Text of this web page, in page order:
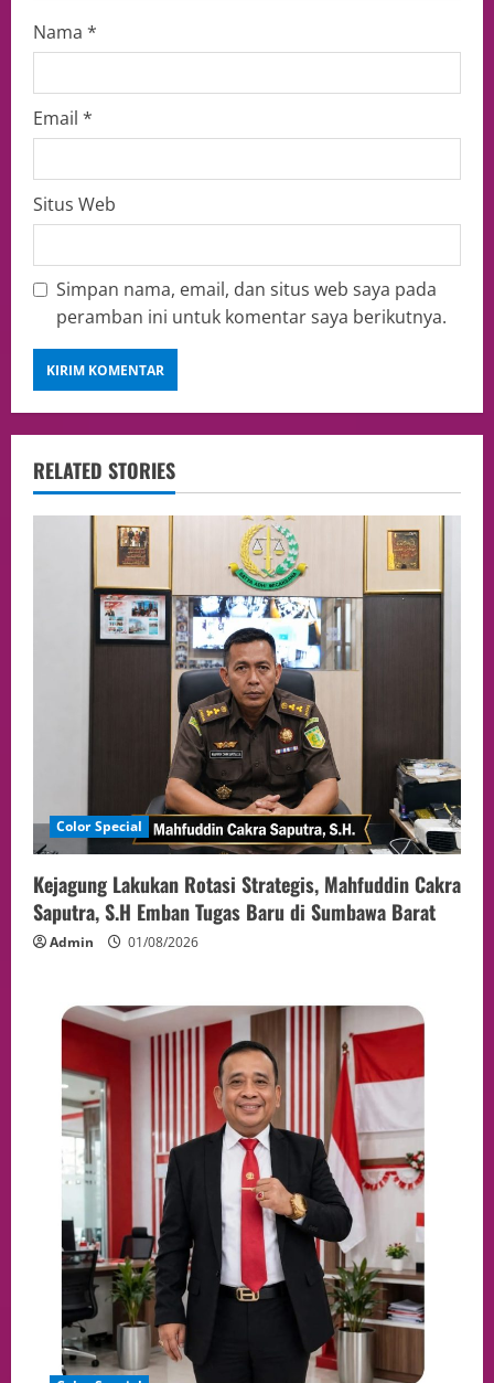
Nama *
Email *
Situs Web
Simpan nama, email, dan situs web saya pada
peramban ini untuk komentar saya berikutnya.
RELATED STORIES
Color Special
Kejagung Lakukan Rotasi Strategis, Mahfuddin Cakra
Saputra, S.H Emban Tugas Baru di Sumbawa Barat
Admin 01/08/2026